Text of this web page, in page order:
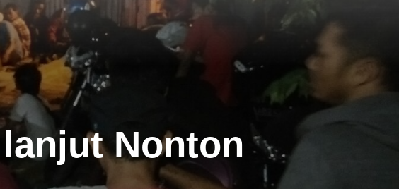
Nonton